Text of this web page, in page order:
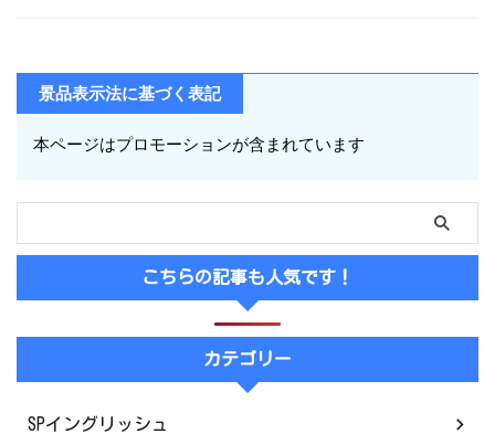
景品表示法に基づく表記
本ページはプロモーションが含まれています
こちらの記事も人気です！
カテゴリー
SPイングリッシュ